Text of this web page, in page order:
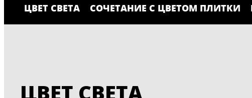
ЦВЕТ СВЕТА СОЧЕТАНИЕ С ЦВЕТОМ ПЛИТКИ